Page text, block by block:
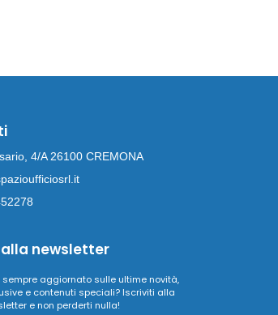
4/A 26100 CREMONA
newsletter
sempre aggiornato sulle ultime novità,
e contenuti speciali? Iscriviti alla
e non perderti nulla!